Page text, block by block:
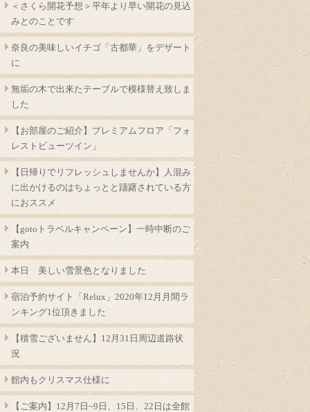
＜さくら開花予想＞平年より早い開花の見込
みとのことです
奈良の美味しいイチゴ「古都華」をデザート
に
無垢の木で出来たテーブルで模様替え致しま
した
【お部屋のご紹介】プレミアムフロア「フォ
レストビューツイン」
【日帰りでリフレッシュしませんか】人混み
に出かけるのはちょっとと躊躇されている方
におススメ
【gotoトラベルキャンペーン】一時中断のご
案内
本日 美しい雪景色となりました
宿泊予約サイト「Relux」2020年12月月間ラ
ンキング1位頂きました
【積雪ございません】12月31日周辺道路状
況
館内もクリスマス仕様に
【ご案内】12月7日~9日、15日、22日は全館